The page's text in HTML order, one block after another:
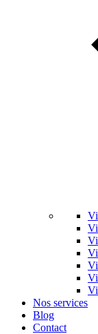
Nos services
Blog
Contact